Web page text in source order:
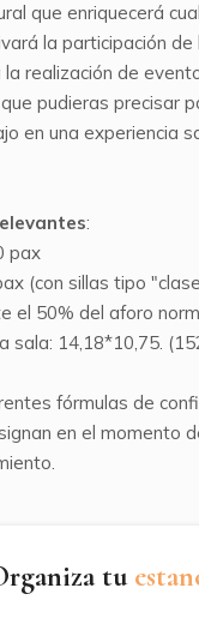
que enriquecerá
la participación
realización de
pudieras precisar
en una experiencia
:
pax
(con sillas tipo
el 50% del aforo
sala: 14,18*10,75.
fórmulas de
en el momento
tu